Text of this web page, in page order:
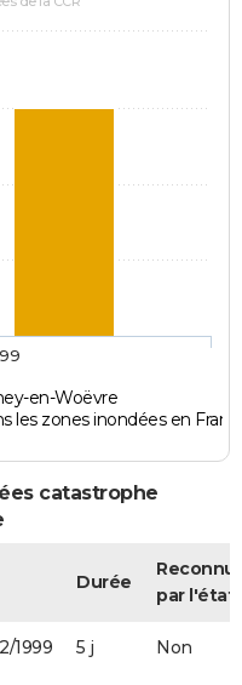
en-Woëvre
les zones inondées en
catastrophe
Durée
par l'état
1999 5 j Non